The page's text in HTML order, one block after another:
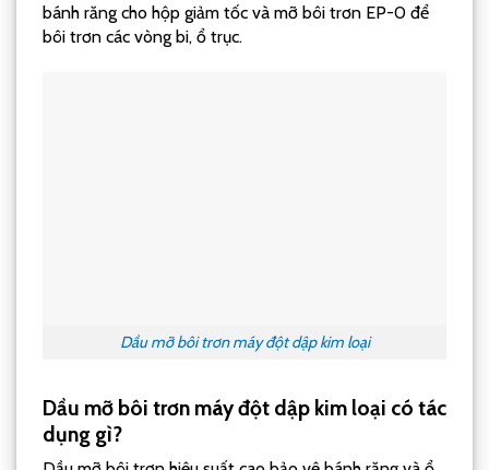
bánh răng cho hộp giảm tốc và mỡ bôi trơn EP-0 để
bôi trơn các vòng bi, ổ trục.
Dầu mỡ bôi trơn máy đột dập kim loại
Dầu mỡ bôi trơn máy đột dập kim loại có tác
dụng gì?